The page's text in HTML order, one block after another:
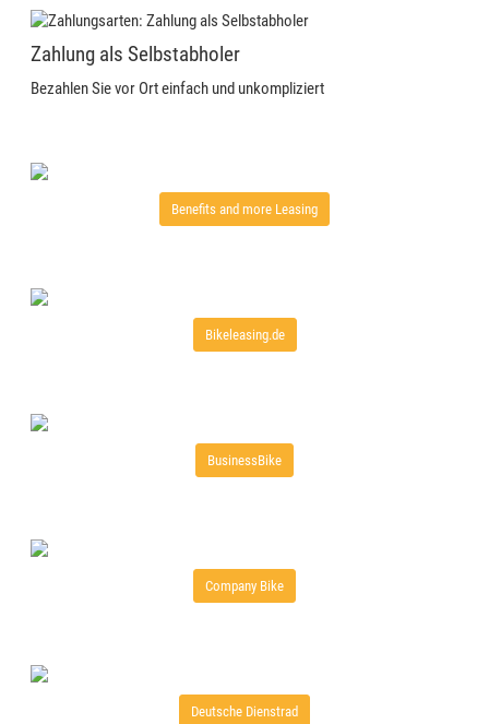
Zahlung als Selbstabholer
Bezahlen Sie vor Ort einfach und unkompliziert
Benefits and more Leasing
Bikeleasing.de
BusinessBike
Company Bike
Deutsche Dienstrad